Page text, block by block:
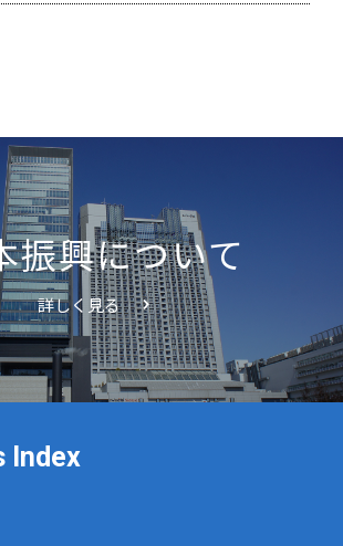
振興について
詳しく見る
Index